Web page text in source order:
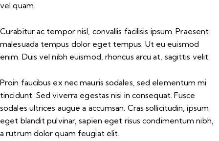
vel quam.
Curabitur ac tempor nisl, convallis facilisis ipsum. Praesent
malesuada tempus dolor eget tempus. Ut eu euismod
enim. Duis vel nibh euismod, rhoncus arcu at, sagittis velit.
Proin faucibus ex nec mauris sodales, sed elementum mi
tincidunt. Sed viverra egestas nisi in consequat. Fusce
sodales ultrices augue a accumsan. Cras sollicitudin, ipsum
eget blandit pulvinar, sapien eget risus condimentum nibh,
a rutrum dolor quam feugiat elit.